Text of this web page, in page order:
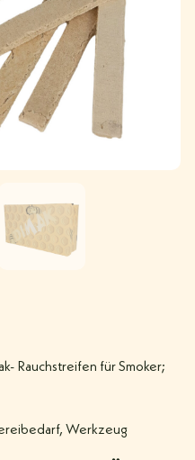
Rauchstreifen für Smoker;
, Werkzeug